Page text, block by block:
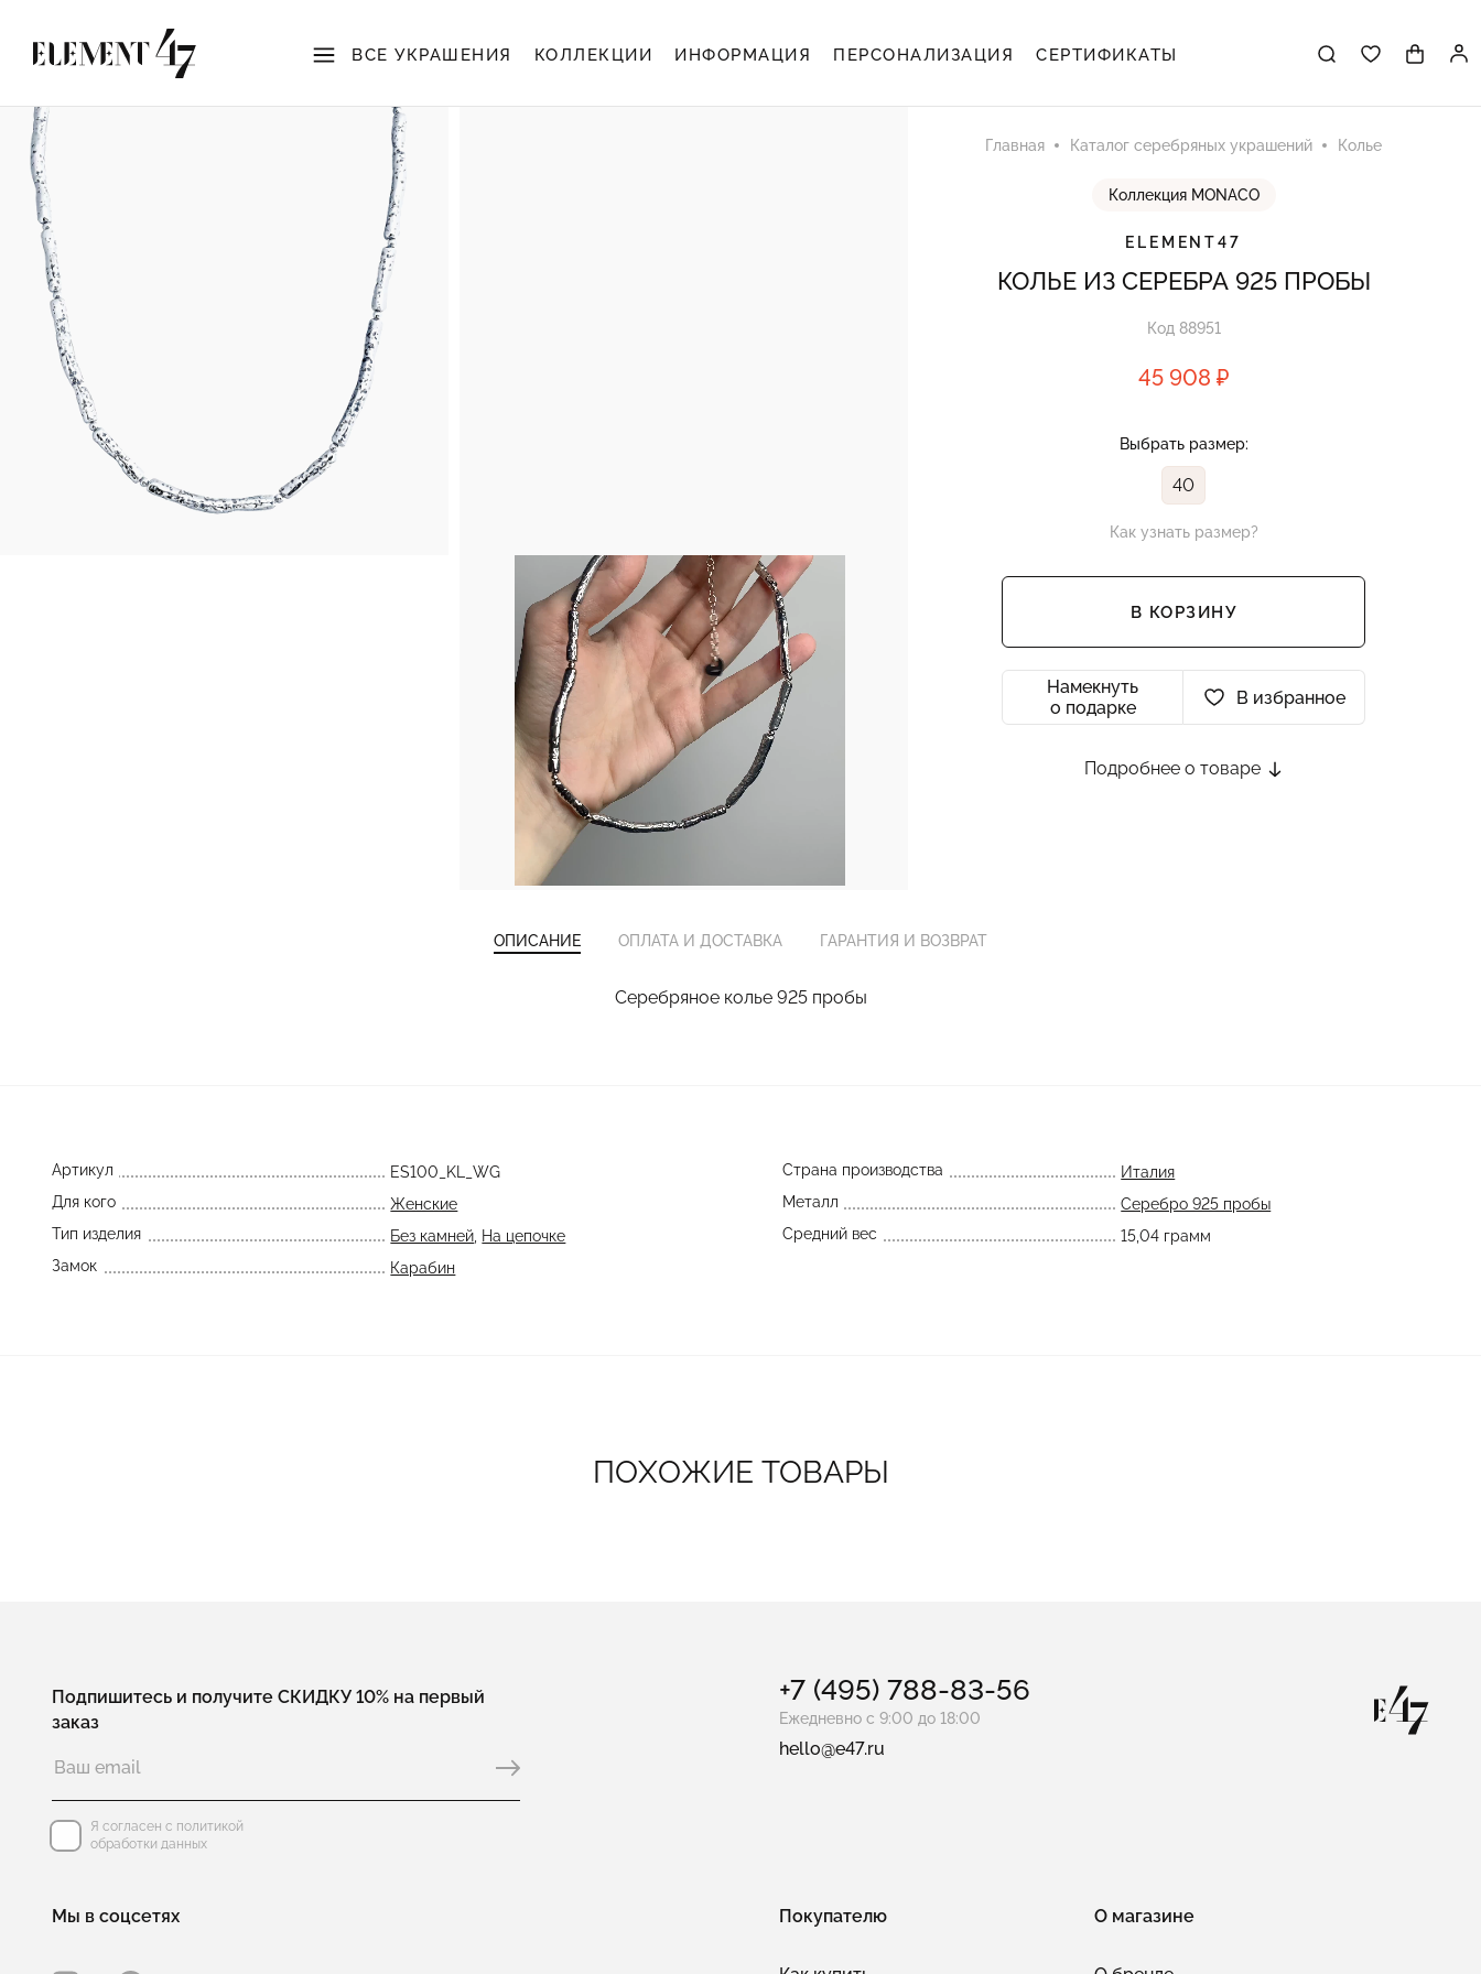
ВСЕ УКРАШЕНИЯ КОЛЛЕКЦИИ ИНФОРМАЦИЯ ПЕРСОНАЛИЗАЦИЯ СЕРТИФИКАТЫ
Главная Каталог серебряных украшений Колье
Коллекция MONACO
ELEMENT47
КОЛЬЕ ИЗ СЕРЕБРА 925 ПРОБЫ
Код 88951
45 908 ₽
Выбрать размер:
40
Как узнать размер?
В КОРЗИНУ
Намекнуть
о подарке
В избранное
Подробнее о товаре
ОПИСАНИЕ ОПЛАТА И ДОСТАВКА ГАРАНТИЯ И ВОЗВРАТ
Серебряное колье 925 пробы
Артикул
ES100_KL_WG
Для кого
Женские
Тип изделия
Без камней На цепочке
Замок
Карабин
Страна производства
Италия
Металл
Серебро 925 пробы
Средний вес
15,04 грамм
ПОХОЖИЕ ТОВАРЫ
Подпишитесь и получите СКИДКУ 10% на первый
заказ
Я согласен с политикой
обработки данных
+7 (495) 788-83-56
Ежедневно с 9:00 до 18:00
hello@e47.ru
Мы в соцсетях Покупателю О магазине